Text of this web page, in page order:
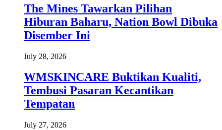
The Mines Tawarkan Pilihan
Hiburan Baharu, Nation Bowl Dibuka
Disember Ini
July 28, 2026
WMSKINCARE Buktikan Kualiti,
Tembusi Pasaran Kecantikan
Tempatan
July 27, 2026